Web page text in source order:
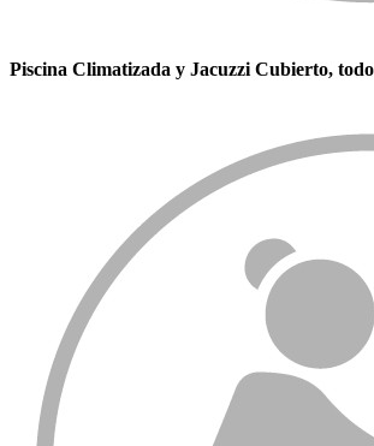
Piscina Climatizada y Jacuzzi Cubierto,